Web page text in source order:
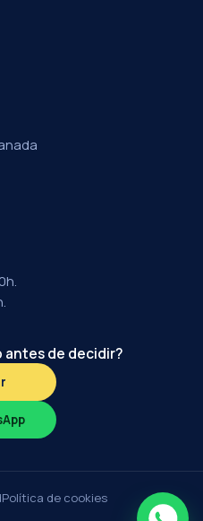
antes de decidir?
Política de cookies